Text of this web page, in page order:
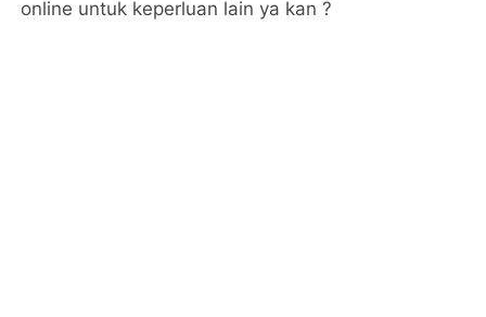
online untuk keperluan lain ya kan ?